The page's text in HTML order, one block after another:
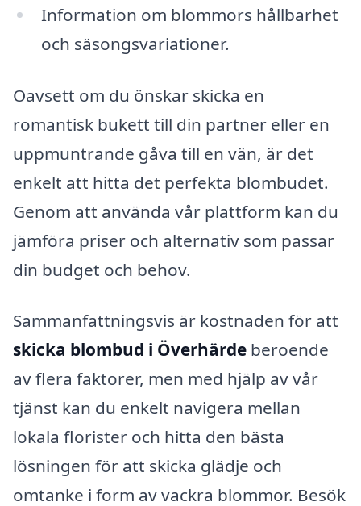
Information om blommors hållbarhet
och säsongsvariationer.
Oavsett om du önskar skicka en
romantisk bukett till din partner eller en
uppmuntrande gåva till en vän, är det
enkelt att hitta det perfekta blombudet.
Genom att använda vår plattform kan du
jämföra priser och alternativ som passar
din budget och behov.
Sammanfattningsvis är kostnaden för att
skicka blombud i Överhärde beroende
av flera faktorer, men med hjälp av vår
tjänst kan du enkelt navigera mellan
lokala florister och hitta den bästa
lösningen för att skicka glädje och
omtanke i form av vackra blommor. Besök